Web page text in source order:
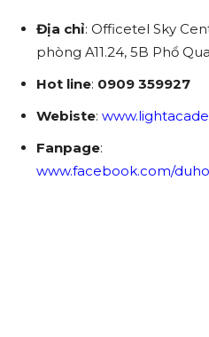
Địa chỉ: Officetel Sky
phòng A11.24, 5B Phổ
Hot line: 0909 359927
Webiste:
Fanpage:
www.facebook.com/